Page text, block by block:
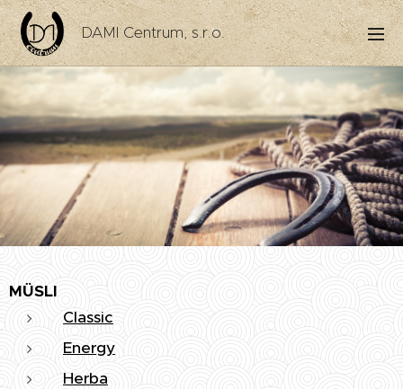
DAMI Centrum, s.r.o.
MÜSLI
Classic
Energy
Herba